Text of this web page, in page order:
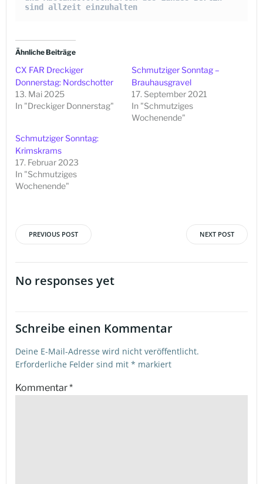
sind allzeit einzuhalten
Ähnliche Beiträge
CX FAR Dreckiger
Donnerstag: Nordschotter
13. Mai 2025
In "Dreckiger Donnerstag"
Schmutziger Sonntag –
Brauhausgravel
17. September 2021
In "Schmutziges
Wochenende"
Schmutziger Sonntag:
Krimskrams
17. Februar 2023
In "Schmutziges
Wochenende"
Beitragsnavigation
PREVIOUS POST NEXT POST
No responses yet
Schreibe einen Kommentar
Deine E-Mail-Adresse wird nicht veröffentlicht.
Erforderliche Felder sind mit * markiert
Kommentar*